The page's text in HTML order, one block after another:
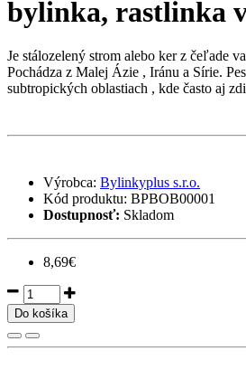
bylinka, rastlinka
Je stálozelený strom alebo ker z čeľade
Pochádza z Malej Ázie , Iránu a Sírie.
subtropických oblastiach , kde často aj
Výrobca: Bylinkyplus s.r.o.
Kód produktu: BPBOB00001
Dostupnosť: Skladom
8,69€
Do košíka